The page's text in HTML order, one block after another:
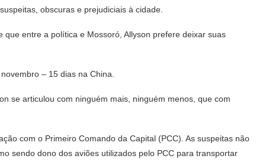
obscuras e prejudiciais à cidade.
entre a política e Mossoró, Allyson prefere deixar suas
– 15 dias na China.
se articulou com ninguém mais, ninguém menos, que com
com o Primeiro Comando da Capital (PCC). As suspeitas não
sendo dono dos aviões utilizados pelo PCC para transportar